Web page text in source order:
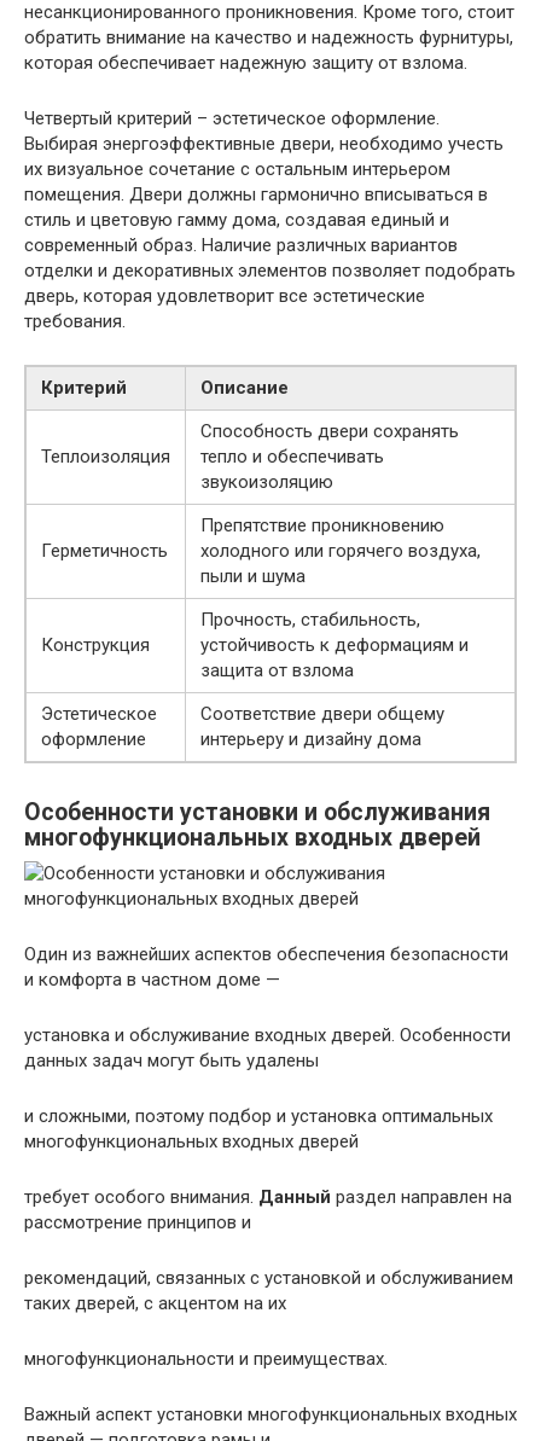
несанкционированного проникновения. Кроме того, стоит
обратить внимание на качество и надежность фурнитуры,
которая обеспечивает надежную защиту от взлома.
Четвертый критерий – эстетическое оформление.
Выбирая энергоэффективные двери, необходимо учесть
их визуальное сочетание с остальным интерьером
помещения. Двери должны гармонично вписываться в
стиль и цветовую гамму дома, создавая единый и
современный образ. Наличие различных вариантов
отделки и декоративных элементов позволяет подобрать
дверь, которая удовлетворит все эстетические
требования.
Критерий Описание
Теплоизоляция
Способность двери сохранять
тепло и обеспечивать
звукоизоляцию
Герметичность
Препятствие проникновению
холодного или горячего воздуха,
пыли и шума
Конструкция
Прочность, стабильность,
устойчивость к деформациям и
защита от взлома
Эстетическое
оформление
Соответствие двери общему
интерьеру и дизайну дома
Особенности установки и обслуживания
многофункциональных входных дверей
Один из важнейших аспектов обеспечения безопасности
и комфорта в частном доме —
установка и обслуживание входных дверей. Особенности
данных задач могут быть удалены
и сложными, поэтому подбор и установка оптимальных
многофункциональных входных дверей
требует особого внимания. Данный раздел направлен на
рассмотрение принципов и
рекомендаций, связанных с установкой и обслуживанием
таких дверей, с акцентом на их
многофункциональности и преимуществах.
Важный аспект установки многофункциональных входных